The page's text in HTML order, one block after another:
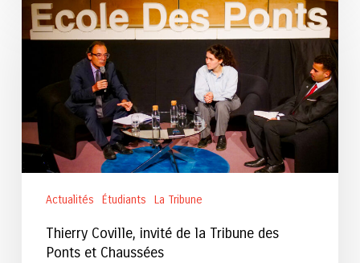
Thierry
Coville,
invité
des
Ponts
et
Chaussées
Actualités Étudiants La Tribune
Thierry Coville, invité de la Tribune des
Ponts et Chaussées